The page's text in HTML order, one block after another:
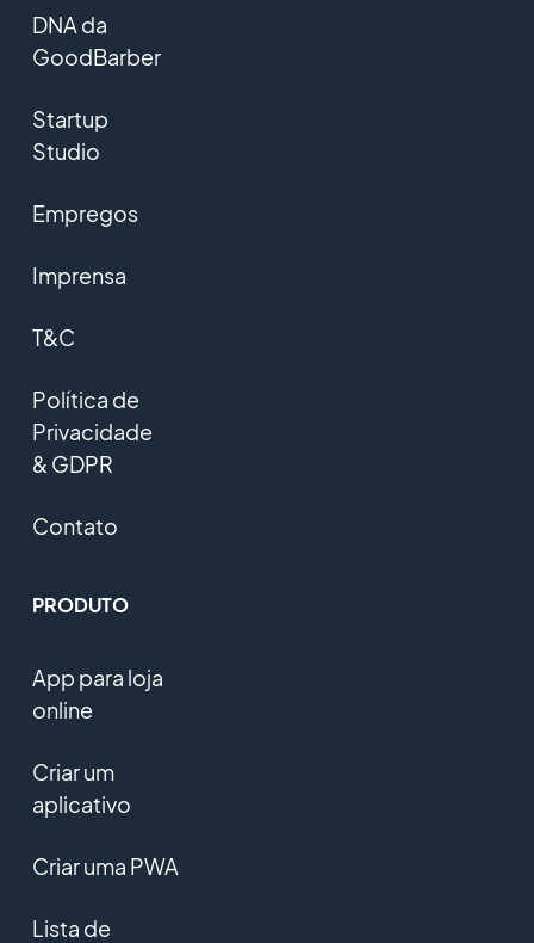
DNA da
GoodBarber
Startup
Studio
Empregos
Imprensa
T&C
Política de
Privacidade
& GDPR
Contato
PRODUTO
App para loja
online
Criar um
aplicativo
Criar uma PWA
Lista de